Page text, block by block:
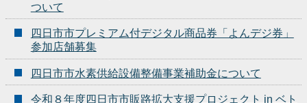
ついて
四日市市プレミアム付デジタル商品券「よんデジ券」
参加店舗募集
四日市市水素供給設備整備事業補助金について
令和８年度四日市市販路拡大支援プロジェクト in ベト